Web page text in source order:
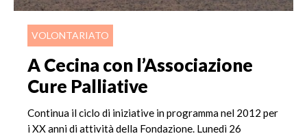
VOLONTARIATO
A Cecina con l’Associazione
Cure Palliative
Continua il ciclo di iniziative in programma nel 2012 per
i XX anni di attività della Fondazione. Lunedì 26